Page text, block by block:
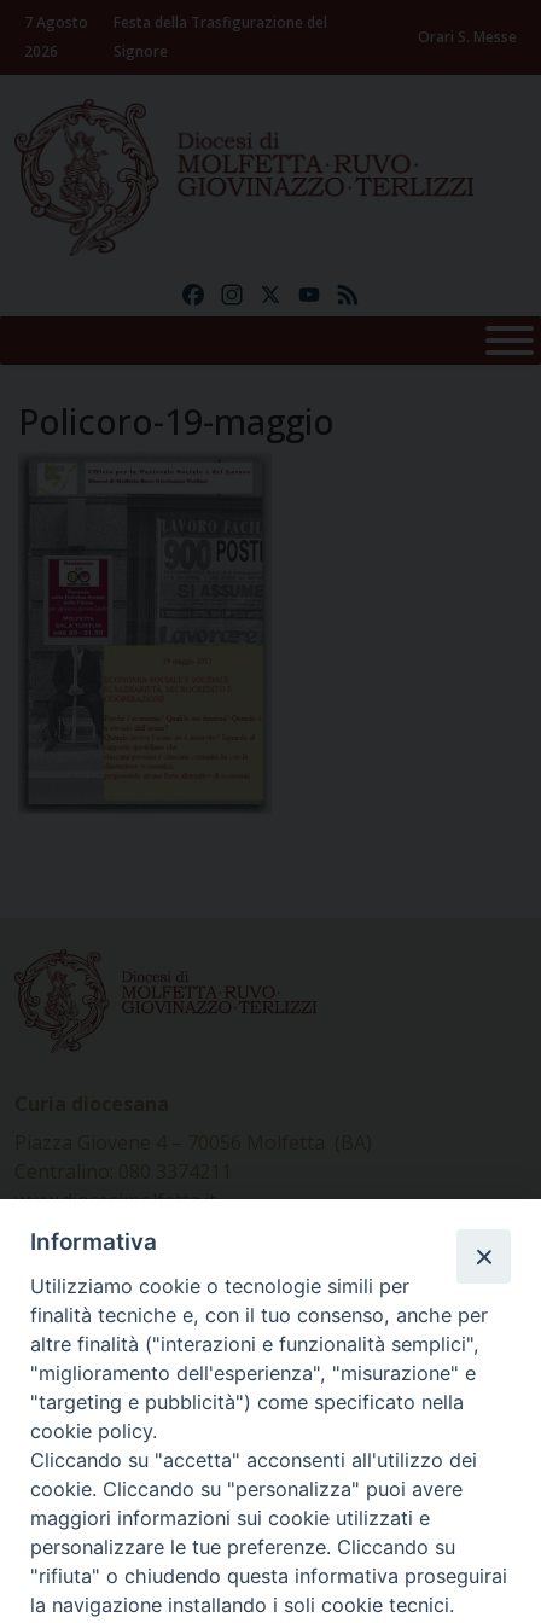
Skip
content
7 Agosto
2026
Festa della Trasfigurazione del
Signore
Orari S. Messe
FacebookInstagramYouTube
Policoro-19-maggio
www.diocesimolfetta.it –
diocesimolfetta@pec.chiesacattolica.it
Ufficio Comunicazioni sociali
Piazza Giovene 4 – 70056 Molfetta (BA)
comunicazionisociali@diocesimolfetta.it
SEGUICI SU
Facebook
Instagram
X YouTube
Feed
Privacy Policy - trasparenza
Informativa
Utilizziamo cookie o tecnologie simili per
finalità tecniche e, con il tuo consenso, anche per
altre finalità ("interazioni e funzionalità semplici",
"miglioramento dell'esperienza", "misurazione" e
"targeting e pubblicità") come specificato nella
cookie policy.
Cliccando su "accetta" acconsenti all'utilizzo dei
cookie. Cliccando su "personalizza" puoi avere
maggiori informazioni sui cookie utilizzati e
personalizzare le tue preferenze. Cliccando su
"rifiuta" o chiudendo questa informativa proseguirai
la navigazione installando i soli cookie tecnici.